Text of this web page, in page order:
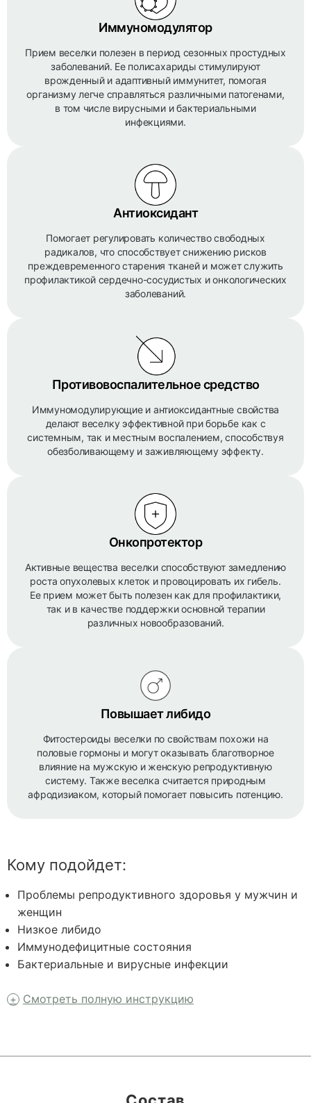
Иммуномодулятор
Прием веселки полезен в период сезонных простудных
заболеваний. Ее полисахариды стимулируют
врожденный и адаптивный иммунитет, помогая
организму легче справляться различными патогенами,
в том числе вирусными и бактериальными
инфекциями.
Антиоксидант
Помогает регулировать количество свободных
радикалов, что способствует снижению рисков
преждевременного старения тканей и может служить
профилактикой сердечно-сосудистых и онкологических
заболеваний.
Противовоспалительное средство
Иммуномодулирующие и антиоксидантные свойства
делают веселку эффективной при борьбе как с
системным, так и местным воспалением, способствуя
обезболивающему и заживляющему эффекту.
Онкопротектор
Активные вещества веселки способствуют замедлению
роста опухолевых клеток и провоцировать их гибель.
Ее прием может быть полезен как для профилактики,
так и в качестве поддержки основной терапии
различных новообразований.
Повышает либидо
Фитостероиды веселки по свойствам похожи на
половые гормоны и могут оказывать благотворное
влияние на мужскую и женскую репродуктивную
систему. Также веселка считается природным
афродизиаком, который помогает повысить потенцию.
Кому подойдет:
Проблемы репродуктивного здоровья у мужчин и
женщин
Низкое либидо
Иммунодефицитные состояния
Бактериальные и вирусные инфекции
Смотреть полную инструкцию